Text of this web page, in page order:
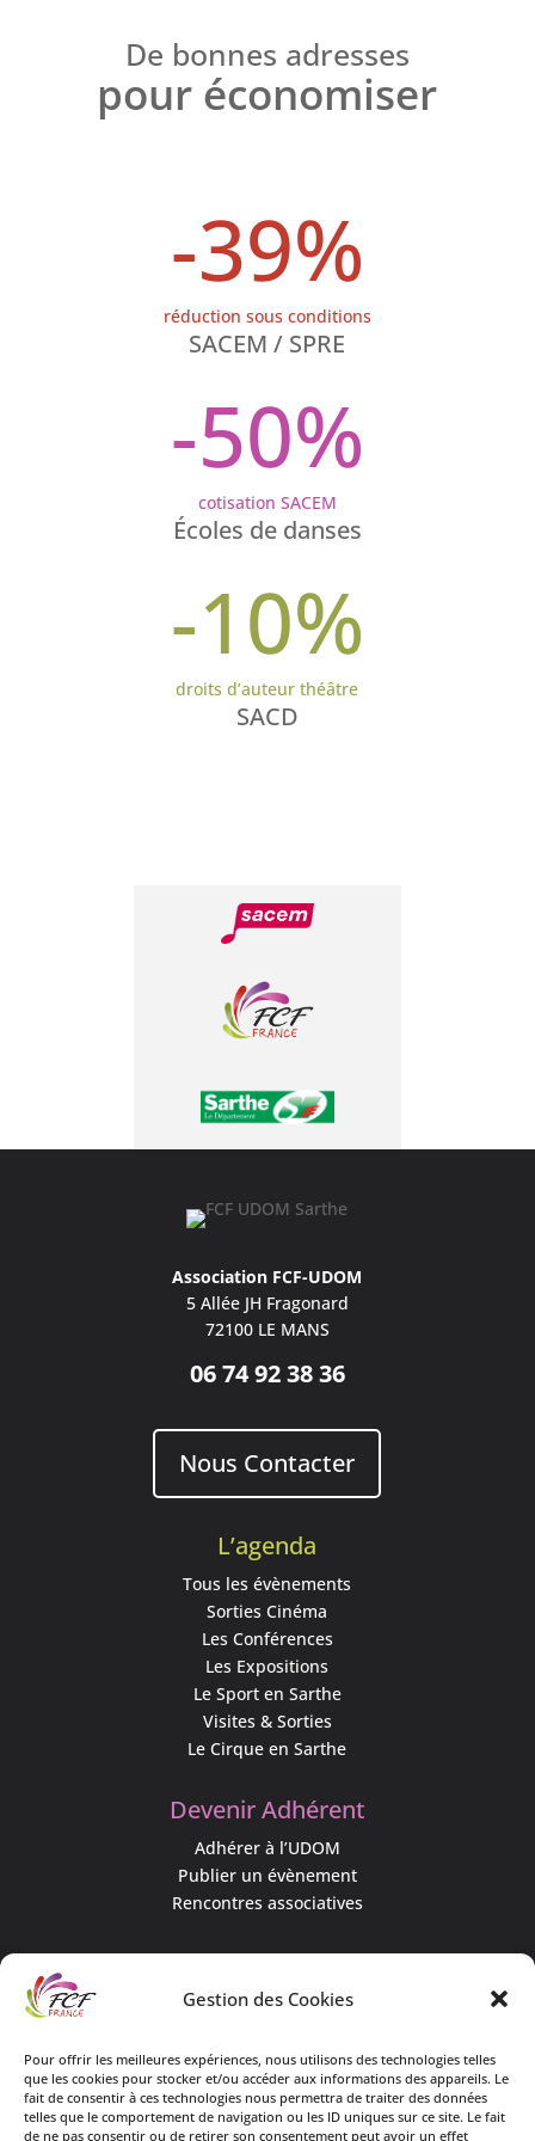
Gestion des Cookies
Pour offrir les meilleures expériences, nous utilisons des technologies telles
que les cookies pour stocker et/ou accéder aux informations des appareils. Le
fait de consentir à ces technologies nous permettra de traiter des données
telles que le comportement de navigation ou les ID uniques sur ce site. Le fait
de ne pas consentir ou de retirer son consentement peut avoir un effet
De bonnes adresses
pour économiser
-39%
réduction sous conditions
SACEM / SPRE
-50%
cotisation SACEM
Écoles de danses
-10%
droits d’auteur théâtre
SACD
Association FCF-UDOM
5 Allée JH Fragonard
72100 LE MANS
06 74 92 38 36
Nous Contacter
L’agenda
Tous les évènements
Sorties Cinéma
Les Conférences
Les Expositions
Le Sport en Sarthe
Visites & Sorties
Le Cirque en Sarthe
Devenir Adhérent
Adhérer à l’UDOM
Publier un évènement
Rencontres associatives
Qui est l’UDOM ?
L’équipe associative
Nos actualités